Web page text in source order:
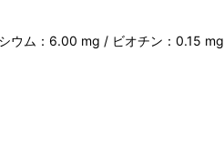
ウム：6.00 mg / ビオチン：0.15 mg